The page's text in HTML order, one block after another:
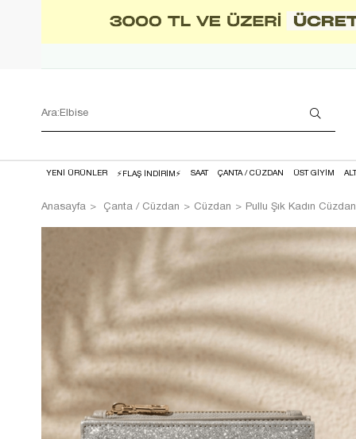
YENİ ÜRÜNLER ⚡FLAŞ İNDİRİM⚡ SAAT ÇANTA / CÜZDAN ÜST GİYİM
Anasayfa Çanta / Cüzdan Cüzdan Pullu Şık Kadın